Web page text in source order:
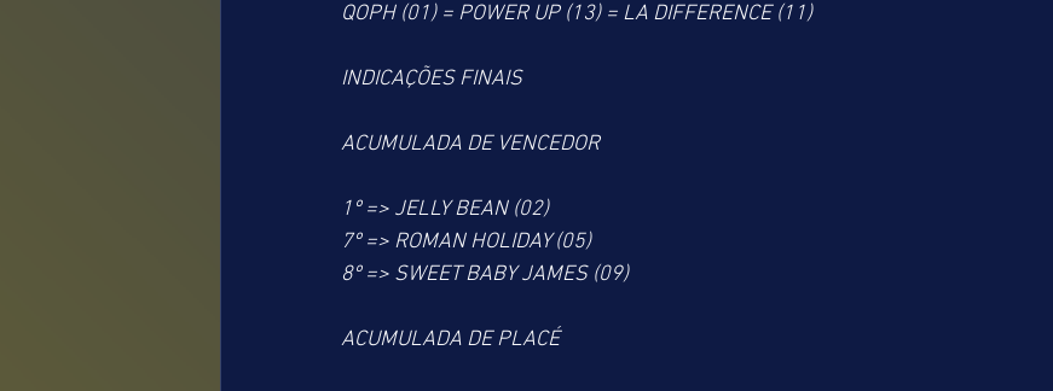
QOPH (01) = POWER UP (13) = LA DIFFERENCE (11)
INDICAÇÕES FINAIS
ACUMULADA DE VENCEDOR
1º => JELLY BEAN (02)
7º => ROMAN HOLIDAY (05)
8º => SWEET BABY JAMES (09)
ACUMULADA DE PLACÉ